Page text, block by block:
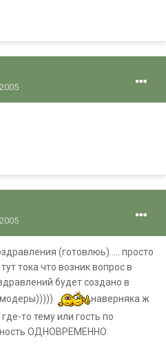
(готовлюь)..... просто
тока что возник вопрос в
будет создано в
модеры)))))
наверняка ж
то тему или гость по
ОДНОВРЕМЕННО